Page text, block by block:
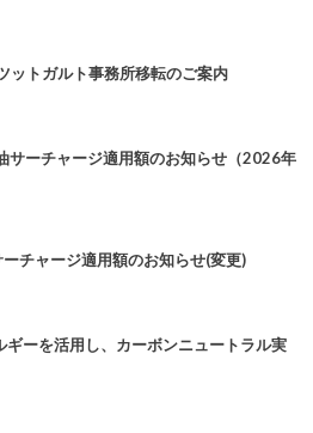
ットガルト事務所移転のご案内
サーチャージ適用額のお知らせ（2026年
チャージ適用額のお知らせ(変更)
ーを活用し、カーボンニュートラル実